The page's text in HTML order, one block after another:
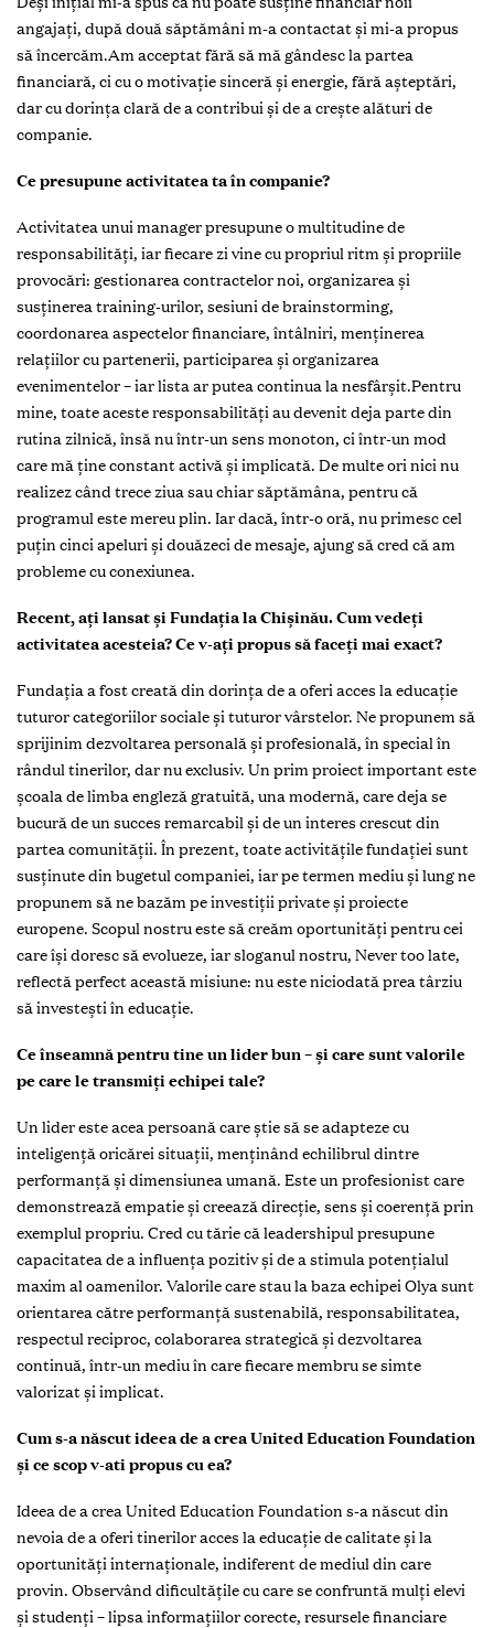
angajați, după două săptămâni m-a contactat și mi-a propus
să încercăm.Am acceptat fără să mă gândesc la partea
financiară, ci cu o motivație sinceră și energie, fără așteptări,
dar cu dorința clară de a contribui și de a crește alături de
companie.
Ce presupune activitatea ta în companie?
Activitatea unui manager presupune o multitudine de
responsabilități, iar fiecare zi vine cu propriul ritm și propriile
provocări: gestionarea contractelor noi, organizarea și
susținerea training-urilor, sesiuni de brainstorming,
coordonarea aspectelor financiare, întâlniri, menținerea
relațiilor cu partenerii, participarea și organizarea
evenimentelor – iar lista ar putea continua la nesfârșit.Pentru
mine, toate aceste responsabilități au devenit deja parte din
rutina zilnică, însă nu într-un sens monoton, ci într-un mod
care mă ține constant activă și implicată. De multe ori nici nu
realizez când trece ziua sau chiar săptămâna, pentru că
programul este mereu plin. Iar dacă, într-o oră, nu primesc cel
puțin cinci apeluri și douăzeci de mesaje, ajung să cred că am
probleme cu conexiunea.
Recent, ați lansat și Fundația la Chișinău. Cum vedeți
activitatea acesteia? Ce v-ați propus să faceți mai exact?
Fundația a fost creată din dorința de a oferi acces la educație
tuturor categoriilor sociale și tuturor vârstelor. Ne propunem să
sprijinim dezvoltarea personală și profesională, în special în
rândul tinerilor, dar nu exclusiv. Un prim proiect important este
școala de limba engleză gratuită, una modernă, care deja se
bucură de un succes remarcabil și de un interes crescut din
partea comunității. În prezent, toate activitățile fundației sunt
susținute din bugetul companiei, iar pe termen mediu și lung ne
propunem să ne bazăm pe investiții private și proiecte
europene. Scopul nostru este să creăm oportunități pentru cei
care își doresc să evolueze, iar sloganul nostru, Never too late,
reflectă perfect această misiune: nu este niciodată prea târziu
să investești în educație.
Ce înseamnă pentru tine un lider bun – și care sunt valorile
pe care le transmiți echipei tale?
Un lider este acea persoană care știe să se adapteze cu
inteligență oricărei situații, menținând echilibrul dintre
performanță și dimensiunea umană. Este un profesionist care
demonstrează empatie și creează direcție, sens și coerență prin
exemplul propriu. Cred cu tărie că leadershipul presupune
capacitatea de a influența pozitiv și de a stimula potențialul
maxim al oamenilor. Valorile care stau la baza echipei Olya sunt
orientarea către performanță sustenabilă, responsabilitatea,
respectul reciproc, colaborarea strategică și dezvoltarea
continuă, într-un mediu în care fiecare membru se simte
valorizat și implicat.
Cum s-a născut ideea de a crea United Education Foundation
și ce scop v-ati propus cu ea?
Ideea de a crea United Education Foundation s-a născut din
nevoia de a oferi tinerilor acces la educație de calitate și la
oportunități internaționale, indiferent de mediul din care
provin. Observând dificultățile cu care se confruntă mulți elevi
și studenți – lipsa informațiilor corecte, resursele financiare